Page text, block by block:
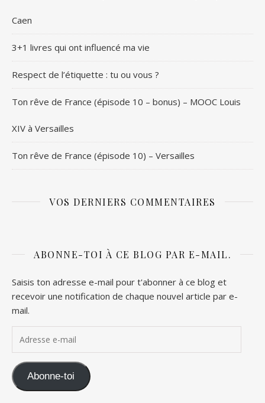
Caen
3+1 livres qui ont influencé ma vie
Respect de l’étiquette : tu ou vous ?
Ton rêve de France (épisode 10 – bonus) – MOOC Louis
XIV à Versailles
Ton rêve de France (épisode 10) – Versailles
VOS DERNIERS COMMENTAIRES
ABONNE-TOI À CE BLOG PAR E-MAIL.
Saisis ton adresse e-mail pour t'abonner à ce blog et
recevoir une notification de chaque nouvel article par e-
mail.
Abonne-toi